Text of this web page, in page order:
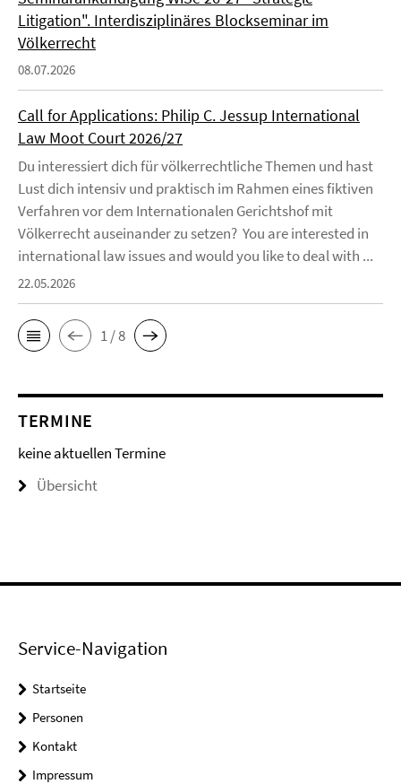
Litigation". Interdisziplinäres Blockseminar im
Völkerrecht
08.07.2026
Call for Applications: Philip C. Jessup International
Law Moot Court 2026/27
Du interessiert dich für völkerrechtliche Themen und hast
Lust dich intensiv und praktisch im Rahmen eines fiktiven
Verfahren vor dem Internationalen Gerichtshof mit
Völkerrecht auseinander zu setzen? You are interested in
international law issues and would you like to deal with ...
22.05.2026
1 / 8
TERMINE
keine aktuellen Termine
Übersicht
Service-Navigation
Startseite
Personen
Kontakt
Impressum